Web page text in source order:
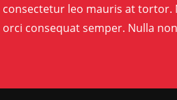
consectetur leo mauris at
orci consequat semper. Nulla